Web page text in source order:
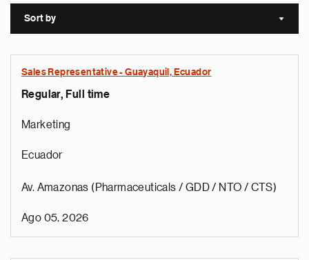
Sort by Sort
Sales Representative - Guayaquil, Ecuador
Regular, Full time
Marketing
Ecuador
Av. Amazonas (Pharmaceuticals / GDD / NTO / CTS)
Ago 05, 2026